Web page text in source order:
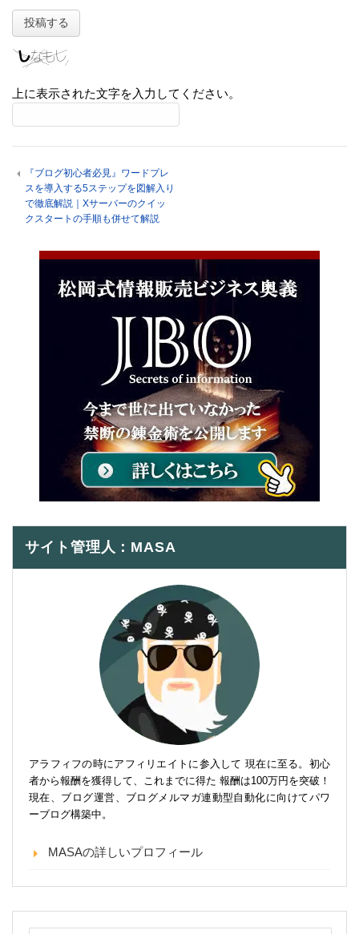
上に表示された文字を入力してください。
『ブログ初心者必見』ワードプレ
スを導入する5ステップを図解入り
で徹底解説｜Xサーバーのクイッ
クスタートの手順も併せて解説
サイト管理人：MASA
アラフィフの時にアフィリエイトに参入して 現在に至る。初心
者から報酬を獲得して、これまでに得た 報酬は100万円を突破！
現在、ブログ運営、ブログメルマガ連動型自動化に向けてパワ
ーブログ構築中。
MASAの詳しいプロフィール